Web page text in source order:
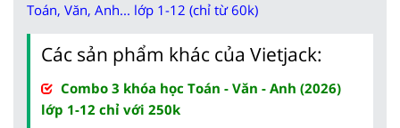
Toán, Văn, Anh... lớp 1-12 (chỉ từ 60k)
Các sản phẩm khác của Vietjack:
Combo 3 khóa học Toán - Văn - Anh (2026)
lớp 1-12 chỉ với 250k